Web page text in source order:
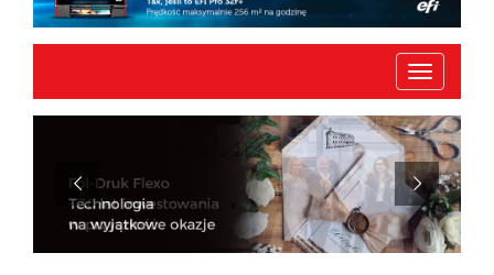
Toggle
navigation